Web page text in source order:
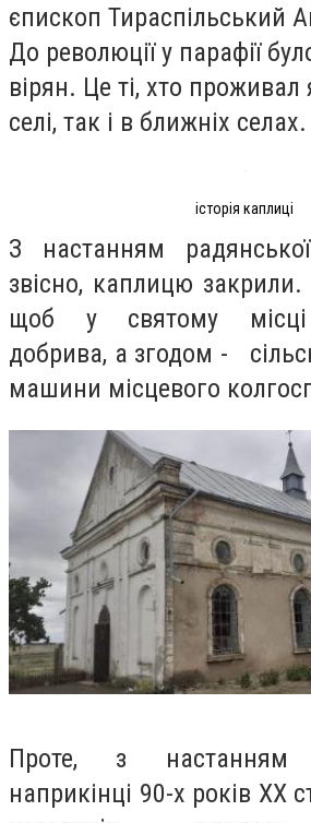
єпископ Тираспільський
До революції у парафії
вірян. Це ті, хто
селі, так і в ближніх селах.
історія каплиці
З настанням
звісно, каплицю
щоб у святому місці
добрива, а згодом -
машини місцевого
Проте, з настанням
наприкінці 90-х років ХХ